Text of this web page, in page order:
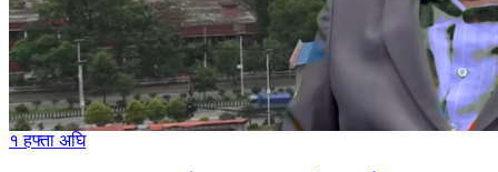
१ हफ्ता अघि